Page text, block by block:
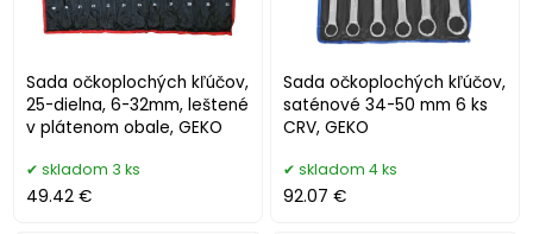
Sada očkoplochých kľúčov,
25-dielna, 6-32mm, leštené
v plátenom obale, GEKO
skladom 3 ks
49.42 €
Sada očkoplochých kľúčov,
saténové 34-50 mm 6 ks
CRV, GEKO
skladom 4 ks
92.07 €